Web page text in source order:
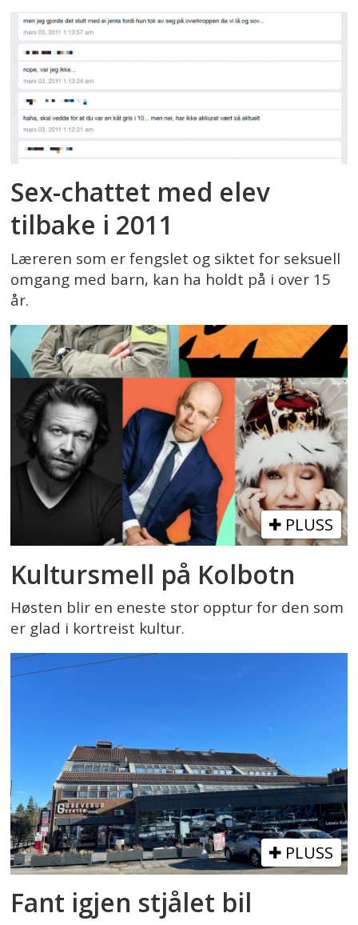
Sex-chattet med elev
tilbake i 2011
Læreren som er fengslet og siktet for seksuell
omgang med barn, kan ha holdt på i over 15
år.
PLUSS
Kultursmell på Kolbotn
Høsten blir en eneste stor opptur for den som
er glad i kortreist kultur.
PLUSS
Fant igjen stjålet bil